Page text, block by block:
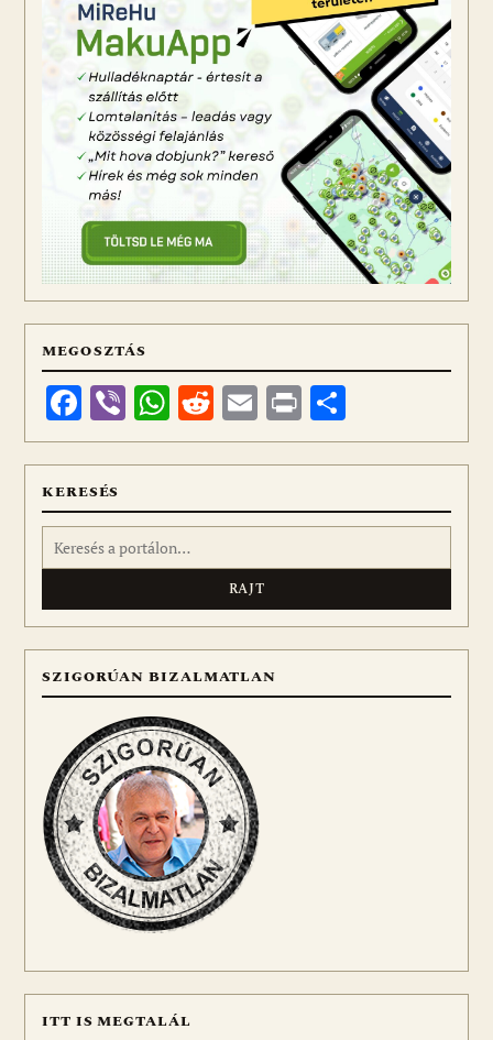
MEGOSZTÁS
Facebook
ViberWhatsApp
Reddit
Email
Print
meg
KERESÉS
Keresés:
SZIGORÚAN BIZALMATLAN
ITT IS MEGTALÁL